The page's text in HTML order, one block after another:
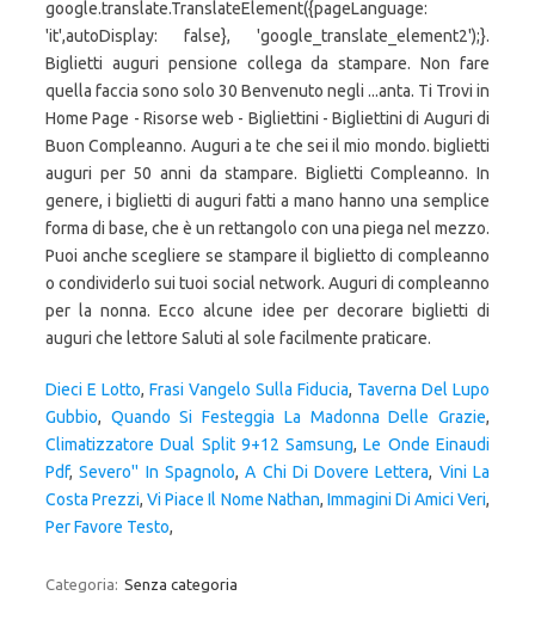
Dieci E Lotto, Frasi Vangelo Sulla Fiducia, Taverna Del Lupo
Gubbio, Quando Si Festeggia La Madonna Delle Grazie,
Climatizzatore Dual Split 9+12 Samsung,Le Onde Einaudi
Pdf,Severo'' In Spagnolo,A Chi Di Dovere Lettera, Vini La
Costa Prezzi,Vi Piace Il Nome Nathan, Immagini Di Amici Veri,
Per Favore Testo,
Categoria: Senza categoria